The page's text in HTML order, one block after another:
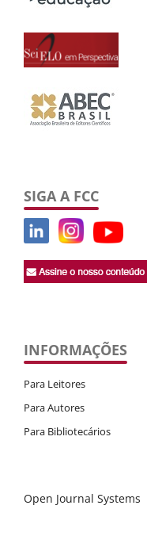
SIGA A FCC
INFORMAÇÕES
Para Leitores
Para Autores
Para Bibliotecários
Open Journal Systems